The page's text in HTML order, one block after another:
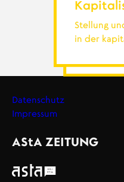
Stellung
in der
AStA ZEITUNG
Footer
Datenschutz
Impressum